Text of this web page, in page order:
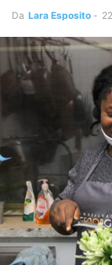
Da Lara Esposito -